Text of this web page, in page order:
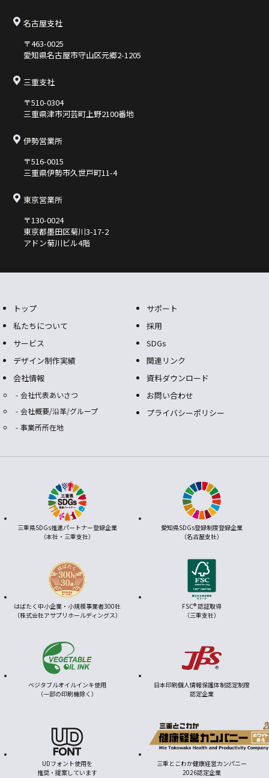
名古屋支社
〒463-0025
愛知県名古屋市守山区元郷2-1205
三重支社
〒510-0304
三重県津市河芸町上野2100番地
伊勢営業所
〒516-0015
三重県伊勢市久世⼾町11-4
東京営業所
〒130-0024
東京都墨⽥区菊川3-17-2
アドン菊川ビル4階
トップ
私たちについて
サービス
デザイン制作実績
会社情報
会社代表あいさつ
会社概要/沿革/グループ
事業所所在地
サポート
採用
SDGs
関連リンク
資料ダウンロード
お問い合わせ
プライバシーポリシー
三重県SDGs推進パートナー登録企業
（本社・三重支社）
愛知県SDGs登録制度登録企業
（名古屋支社）
はばたく中小企業・小規模事業者300社
（株式会社アサプリホールディングス）
FSC® 認証取得
（三重支社）
ベジタブルオイルインキ使用
（一部の印刷機除く）
日本印刷個人情報保護体制認定制度
認定企業
UDフォント使用を
推奨・提案しています
三重とこわか健康経営カンパニー
2026認定企業